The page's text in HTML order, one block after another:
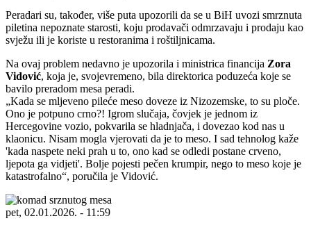
Peradari su, također, više puta upozorili da se u BiH uvozi smrznuta
piletina nepoznate starosti, koju prodavači odmrzavaju i prodaju kao
svježu ili je koriste u restoranima i roštiljnicama.
Na ovaj problem nedavno je upozorila i ministrica financija Zora
Vidović, koja je, svojevremeno, bila direktorica poduzeća koje se
bavilo preradom mesa peradi.
Kada se mljeveno pileće meso doveze iz Nizozemske, to su ploče.
Ono je potpuno crno?! Igrom slučaja, čovjek je jednom iz
Hercegovine vozio, pokvarila se hladnjača, i dovezao kod nas u
klaonicu. Nisam mogla vjerovati da je to meso. I sad tehnolog kaže
'kada naspete neki prah u to, ono kad se odledi postane crveno,
ljepota ga vidjeti'. Bolje pojesti pečen krumpir, nego to meso koje je
katastrofalno , poručila je Vidović.
pet, 02.01.2026. - 11:59